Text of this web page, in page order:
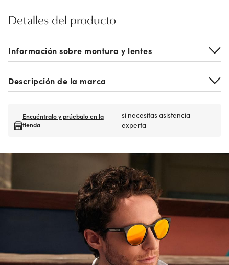
Detalles del producto
Información sobre montura y lentes
Descripción de la marca
Encuéntralo y prúebalo en la
tienda
si necesitas asistencia
experta